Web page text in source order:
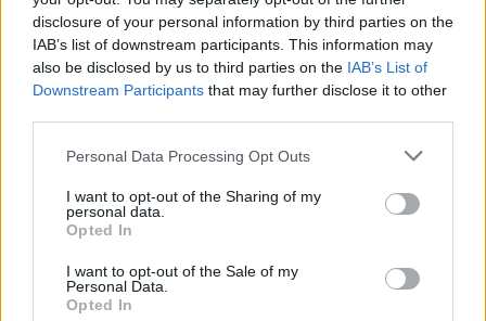
disclosure of your personal information by third parties on the
IAB’s list of downstream participants. This information may
also be disclosed by us to third parties on the IAB’s List of
Downstream Participants that may further disclose it to other
Please note that this website/app uses one or more Google
not limited to your visit or usage behaviour. You may click to
grant or deny consent to Google and its third-party tags to
use your data for below specified purposes in below Google
consent section.
Personal Data Processing Opt Outs
I want to opt-out of the Sharing of my
personal data.
Opted In
I want to opt-out of the Sale of my
Personal Data.
Opted In